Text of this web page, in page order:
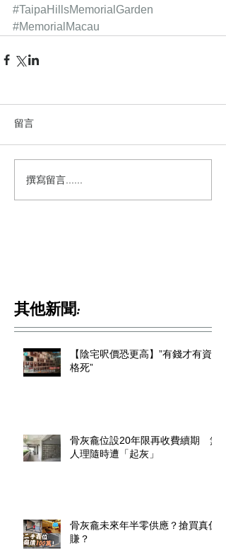
#TaipaHillsMemorialGarden
#MemorialMacau
留言
撰寫留言......
其他新聞:
【陰宅呎價恐更高】”有錢才有資
格死”
骨灰龕位設20年限再收費續期 無
人理隨時遭「起灰」
骨灰龕未來年半零供應？搶買真係
賺？